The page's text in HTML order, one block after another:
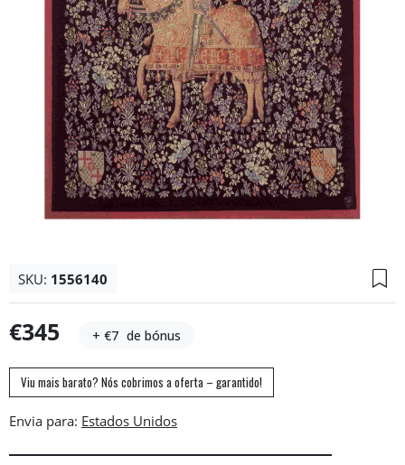
SKU: 1556140
€345 + €7 de bónus
Viu mais barato? Nós cobrimos a oferta – garantido!
Envia para: